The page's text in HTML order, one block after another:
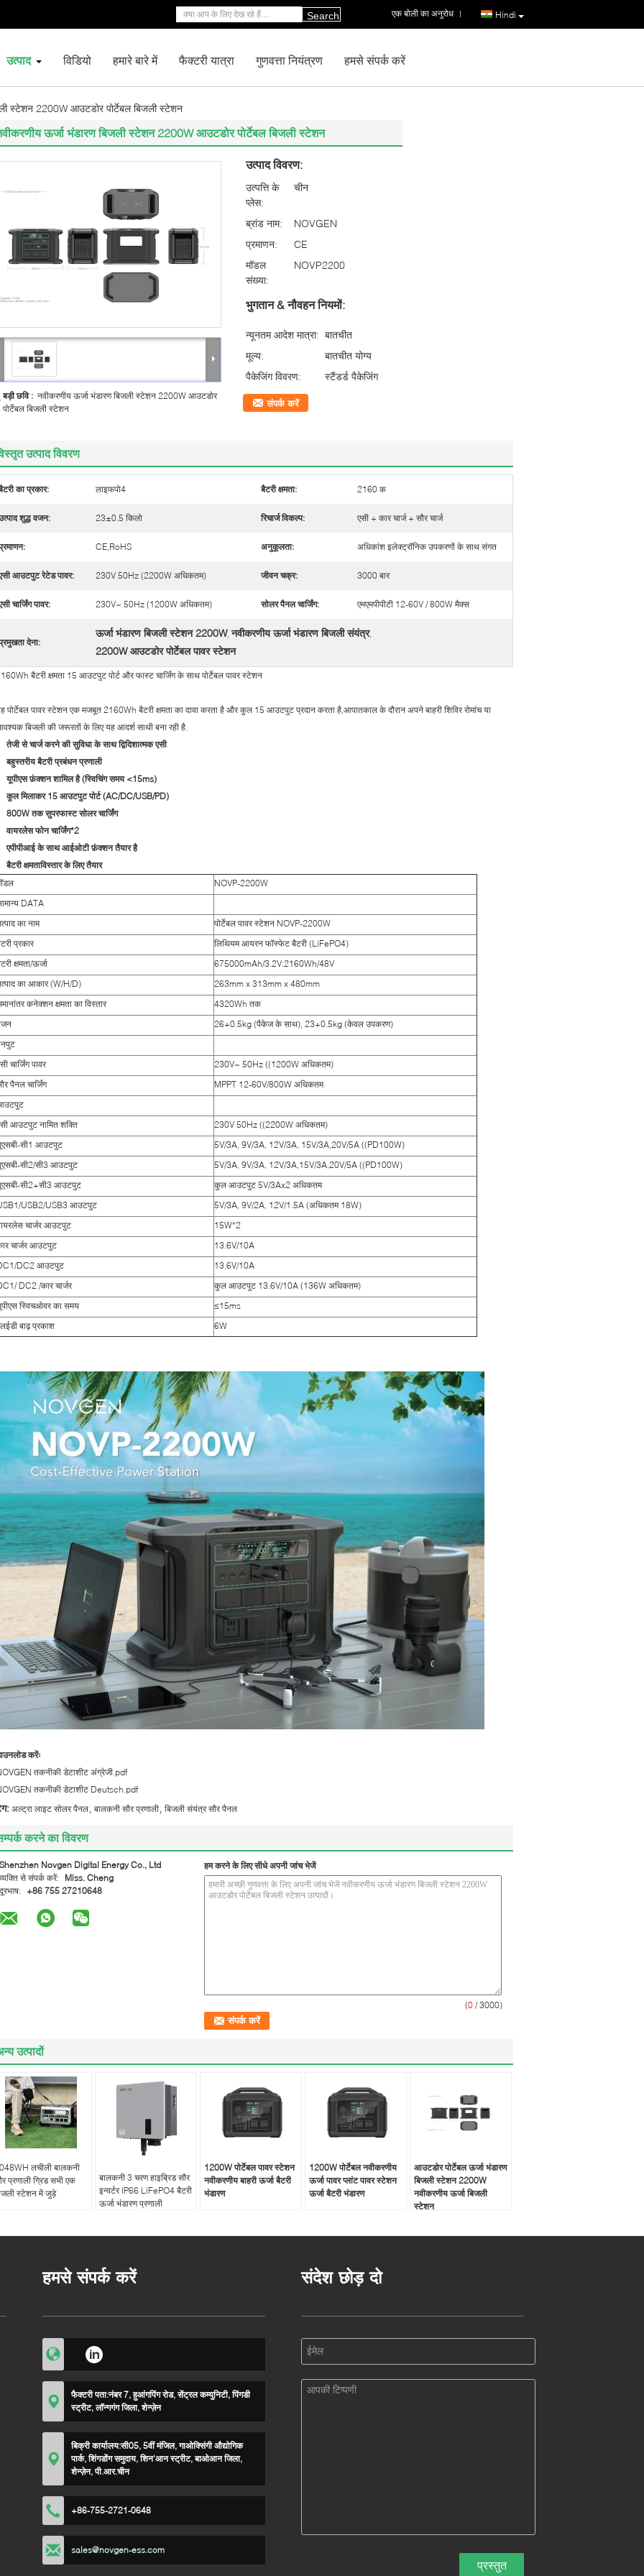
Hindi
एक बोली का अनुरोध |
Search
उत्पाद विडियो हमारे बारे में फैक्टरी यात्रा गुणवत्ता नियंत्रण हमसे संपर्क करें
स्टेशन 2200W आउटडोर पोर्टेबल बिजली स्टेशन
ऊर्जा भंडारण बिजली स्टेशन 2200W आउटडोर पोर्टेबल बिजली स्टेशन
बड़ी छवि : नवीकरणीय ऊर्जा भंडारण बिजली स्टेशन 2200W आउटडोर
पोर्टेबल बिजली स्टेशन
उत्पाद विवरण:
उत्पत्ति के
प्लेस:
चीन
ब्रांड नाम:
NOVGEN
प्रमाणन:
CE
मॉडल
संख्या:
NOVP2200
भुगतान & नौवहन नियमों:
न्यूनतम आदेश मात्रा: बातचीत
मूल्य:
बातचीत योग्य
पैकेजिंग विवरण:
स्टैंडर्ड पैकेजिंग
संपर्क करें
उत्पाद विवरण
का प्रकार: लाइफपो4 बैटरी क्षमता: 2160 क
शुद्ध वजन: 23±0.5 किलो रिचार्ज विकल्प: एसी + कार चार्ज + सौर चार्ज
CE,RoHS अनुकूलता: अधिकांश इलेक्ट्रॉनिक उपकरणों के साथ संगत
आउटपुट रेटेड पावर: 230V 50Hz (2200W अधिकतम) जीवन चक्र: 3000 बार
चार्जिंग पावर: 230V~ 50Hz (1200W अधिकतम) सोलर पैनल चार्जिंग: एमएमपीपीटी 12-60V / 800W मैक्स
देना:
ऊर्जा भंडारण बिजली स्टेशन 2200W,नवीकरणीय ऊर्जा भंडारण बिजली संयंत्र,
2200W आउटडोर पोर्टेबल पावर स्टेशन
बैटरी क्षमता 15 आउटपुट पोर्ट और फास्ट चार्जिंग के साथ पोर्टेबल पावर स्टेशन
पोर्टेबल पावर स्टेशन एक मजबूत 2160Wh बैटरी क्षमता का दावा करता है और कुल 15 आउटपुट प्रदान करता है,आपातकाल के दौरान अपने बाहरी शिविर रोमांच या
बिजली की जरूरतों के लिए यह आदर्श साथी बना रही है.
तेजी से चार्ज करने की सुविधा के साथ द्विदिशात्मक एसी
बहुस्तरीय बैटरी प्रबंधन प्रणाली
यूपीएस फ़ंक्शन शामिल है (स्विचिंग समय <15ms)
कुल मिलाकर 15 आउटपुट पोर्ट (AC/DC/USB/PD)
800W तक सुपरफास्ट सोलर चार्जिंग
वायरलेस फोन चार्जिंग*2
एपीपीआई के साथ आईओटी फ़ंक्शन तैयार है
बैटरी क्षमताविस्तार के लिए तैयार
NOVP-2200W
DATA
का नाम
पोर्टेबल पावर स्टेशन NOVP-2200W
प्रकार
लिथियम आयरन फॉस्फेट बैटरी (LiFePO4)
क्षमता/ऊर्जा
675000mAh/3.2V:2160Wh/48V
का आकार (W/H/D)
263mm x 313mm x 480mm
कनेक्शन क्षमता का विस्तार
4320Wh तक
26+0.5kg (पैकेज के साथ), 23+0.5kg (केवल उपकरण)
चार्जिंग पावर
230V~ 50Hz ((1200W अधिकतम)
पैनल चार्जिंग
MPPT 12-60V/800W अधिकतम
आउटपुट नामित शक्ति
230V 50Hz ((2200W अधिकतम)
सी1 आउटपुट
5V/3A, 9V/3A, 12V/3A, 15V/3A,20V/5A ((PD100W)
सी2/सी3 आउटपुट
5V/3A, 9V/3A, 12V/3A,15V/3A,20V/5A ((PD100W)
सी2+सी3 आउटपुट
कुल आउटपुट 5V/3Ax2 अधिकतम
USB2/USB3 आउटपुट
5V/3A, 9V/2A, 12V/1.5A (अधिकतम 18W)
चार्जर आउटपुट
15W*2
चार्जर आउटपुट
13.6V/10A
DC2 आउटपुट
13.6V/10A
DC2 /कार चार्जर
कुल आउटपुट 13.6V/10A (136W अधिकतम)
स्विचओवर का समय
≤15ms
बाढ़ प्रकाश
6W
करेंः
तकनीकी डेटाशीट अंग्रेजी.pdf
तकनीकी डेटाशीट Deutsch.pdf
अल्ट्रा लाइट सोलर पैनल बालकनी सौर प्रणाली बिजली संयंत्र सौर पैनल
करने का विवरण
Shenzhen Novgen Digital Energy Co., Ltd
व्यक्ति से संपर्क करें:
Miss. Cheng
दूरभाष:
+86 755 27210648
हम करने के लिए सीधे अपनी जांच भेजें
(0 / 3000)
उत्पादों
लचीली बालकनी
प्रणाली ग्रिड सभी एक
स्टेशन में जुड़े
बालकनी 3 चरण हाइब्रिड सौर
इन्वर्टर IP66 LiFePO4 बैटरी
ऊर्जा भंडारण प्रणाली
1200W पोर्टेबल पावर स्टेशन
नवीकरणीय बाहरी ऊर्जा बैटरी
भंडारण
1200W पोर्टेबल नवीकरणीय
ऊर्जा पावर प्लांट पावर स्टेशन
ऊर्जा बैटरी भंडारण
आउटडोर पोर्टेबल ऊर्जा भंडारण
बिजली स्टेशन 2200W
नवीकरणीय ऊर्जा बिजली
स्टेशन
हमसे संपर्क करें
फैक्टरी पता:नंबर 7, हुआंगपिंग रोड, सेंट्रल कम्युनिटी, पिंगडी
स्ट्रीट, लॉन्गगंग जिला, शेन्ज़ेन
बिक्री कार्यालय:सी05, 5वीं मंजिल, गाओक्सिंगी औद्योगिक
पार्क, शिंगडोंग समुदाय, शिन'आन स्ट्रीट, बाओआन जिला,
शेन्ज़ेन, पी.आर.चीन
+86-755-2721-0648
sales@novgen-ess.com
संदेश छोड़ दो